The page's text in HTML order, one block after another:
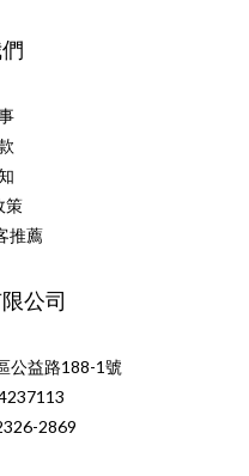
策
推薦
公司
公益路188-1號
2869